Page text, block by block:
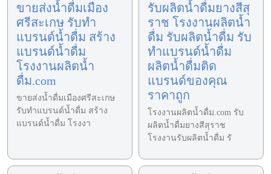
ขายส่งน้ำดื่มเมือง
ศรีสะเกษ รับทำ
แบรนด์น้ำดื่ม สร้าง
แบรนด์น้ำดื่ม
โรงงานผลิตน้ำ
ดื่ม.com
ขายส่งน้ำดื่มเมืองศรีสะเกษ
รับทำแบรนด์น้ำดื่ม สร้าง
แบรนด์น้ำดื่ม โรงงา
รับผลิตน้ำดื่มยางสีสุ
ราช โรงงานผลิตน้ำ
ดื่ม รับผลิตน้ำดื่ม รับ
ทำแบรนด์น้ำดื่ม
ผลิตน้ำดื่มติด
แบรนด์ของคุณ
ราคาถูก
โรงงานผลิตน้ำดื่ม.com รับ
ผลิตน้ำดื่มยางสีสุราช
โรงงานรับผลิตน้ำดื่ม รั